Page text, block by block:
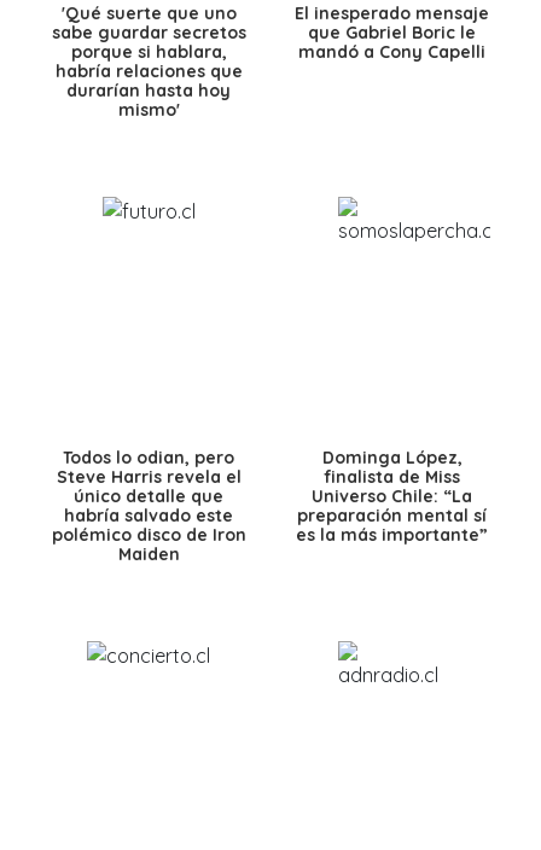
'Qué suerte que uno
sabe guardar secretos
porque si hablara,
habría relaciones que
durarían hasta hoy
mismo'
El inesperado mensaje
que Gabriel Boric le
mandó a Cony Capelli
Todos lo odian, pero
Steve Harris revela el
único detalle que
habría salvado este
polémico disco de Iron
Maiden
Dominga López,
finalista de Miss
Universo Chile: “La
preparación mental sí
es la más importante”